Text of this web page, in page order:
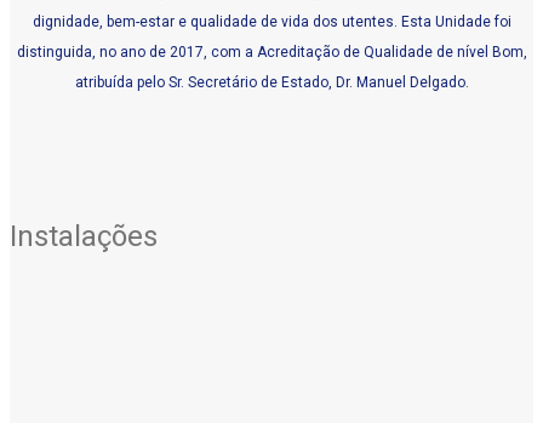
dignidade, bem-estar e qualidade de vida dos utentes. Esta Unidade foi
distinguida, no ano de 2017, com a Acreditação de Qualidade de nível Bom,
atribuída pelo Sr. Secretário de Estado, Dr. Manuel Delgado.
Instalações